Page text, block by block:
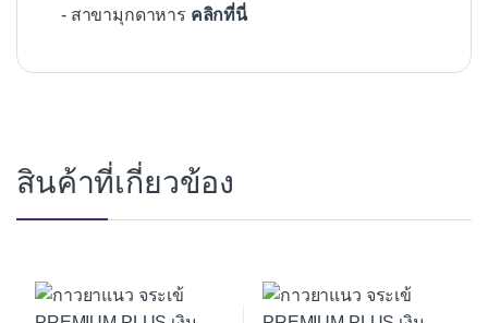
- สาขามุกดาหาร คลิกที่นี่
สินค้าที่เกี่ยวข้อง